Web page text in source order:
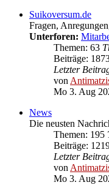
Suikoversum.de
Fragen,
Unterforen:
Themen: 63
Beiträge:
Letzter
von
Mo 3. Aug
News
Die neusten
Themen: 195
Beiträge:
Letzter
von
Mo 3. Aug